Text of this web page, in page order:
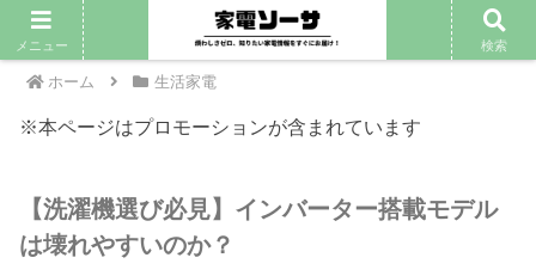
PR
ホーム 生活家電
※本ページはプロモーションが含まれています
【洗濯機選び必見】インバーター搭載モデル
は壊れやすいのか？
メニュー 検索